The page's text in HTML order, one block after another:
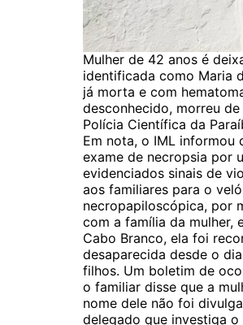
Mulher de 42 anos é
identificada como Maria
já morta e com
desconhecido, morreu
Polícia Científica da
Em nota, o IML informou
exame de necropsia por
evidenciados sinais de
aos familiares para o
necropapiloscópica, por
com a família da mulher,
Cabo Branco, ela foi
desaparecida desde o
filhos. Um boletim de
o familiar disse que a
nome dele não foi
delegado que investiga